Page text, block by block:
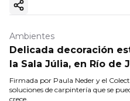
Copiar enlace
Ambientes
Delicada decoración
la Sala Júlia, en Río de
Firmada por Paula Neder y el
soluciones de carpintería que se
crece.